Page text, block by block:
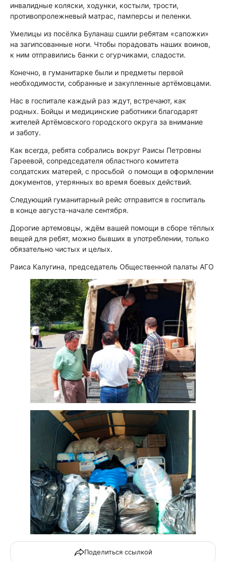
инвалидные коляски, ходунки, костыли, трости,
противопролежневый матрас, памперсы и пеленки.
Умелицы из посёлка Буланаш сшили ребятам «сапожки»
на загипсованные ноги. Чтобы порадовать наших воинов,
к ним отправились банки с огурчиками, сладости.
Конечно, в гуманитарке были и предметы первой
необходимости, собранные и закупленные артёмовцами.
Нас в госпитале каждый раз ждут, встречают, как
родных. Бойцы и медицинские работники благодарят
жителей Артёмовского городского округа за внимание
и заботу.
Как всегда, ребята собрались вокруг Раисы Петровны
Гареевой, сопредседателя областного комитета
солдатских матерей, с просьбой о помощи в оформлении
документов, утерянных во время боевых действий.
Следующий гуманитарный рейс отправится в госпиталь
в конце августа-начале сентября.
Дорогие артемовцы, ждём вашей помощи в сборе тёплых
вещей для ребят, можно бывших в употреблении, только
обязательно чистых и целых.
Раиса Калугина, председатель Общественной палаты АГО
Поделиться ссылкой